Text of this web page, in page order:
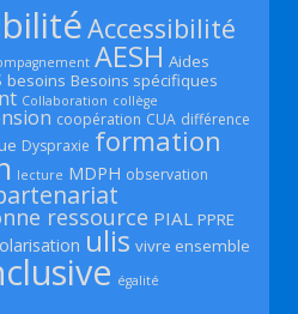
Accessibilité
AESH Aides
besoins Besoins spécifiques
Collaboration collège
coopération CUA différence
Dyspraxie formation
lecture MDPH observation
ressource PIAL PPRE
ulis vivre ensemble
égalité